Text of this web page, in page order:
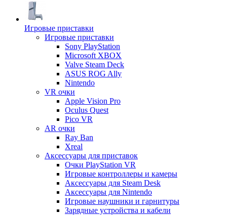
Игровые приставки
Игровые приставки
Sony PlayStation
Microsoft XBOX
Valve Steam Deck
ASUS ROG Ally
Nintendo
VR очки
Apple Vision Pro
Oculus Quest
Pico VR
AR очки
Ray Ban
Xreal
Аксессуары для приставок
Очки PlayStation VR
Игровые контроллеры и камеры
Аксессуары для Steam Desk
Аксессуары для Nintendo
Игровые наушники и гарнитуры
Зарядные устройства и кабели